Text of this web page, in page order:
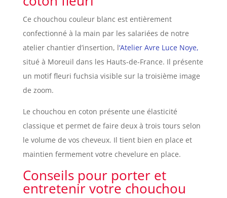
Ce chouchou couleur blanc est entièrement
confectionné à la main par les salariées de notre
atelier chantier d’insertion, l‘Atelier Avre Luce Noye,
situé à Moreuil dans les Hauts-de-France. Il présente
un motif fleuri fuchsia visible sur la troisième image
de zoom.
Le chouchou en coton présente une élasticité
classique et permet de faire deux à trois tours selon
le volume de vos cheveux. Il tient bien en place et
maintien fermement votre chevelure en place.
Conseils pour porter et
entretenir votre chouchou